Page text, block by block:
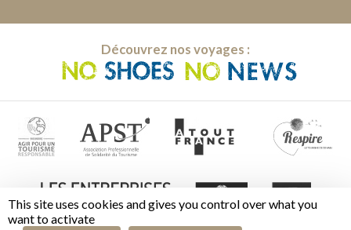
This site uses cookies and gives you control over what you
want to activate
Découvrez nos voyages :